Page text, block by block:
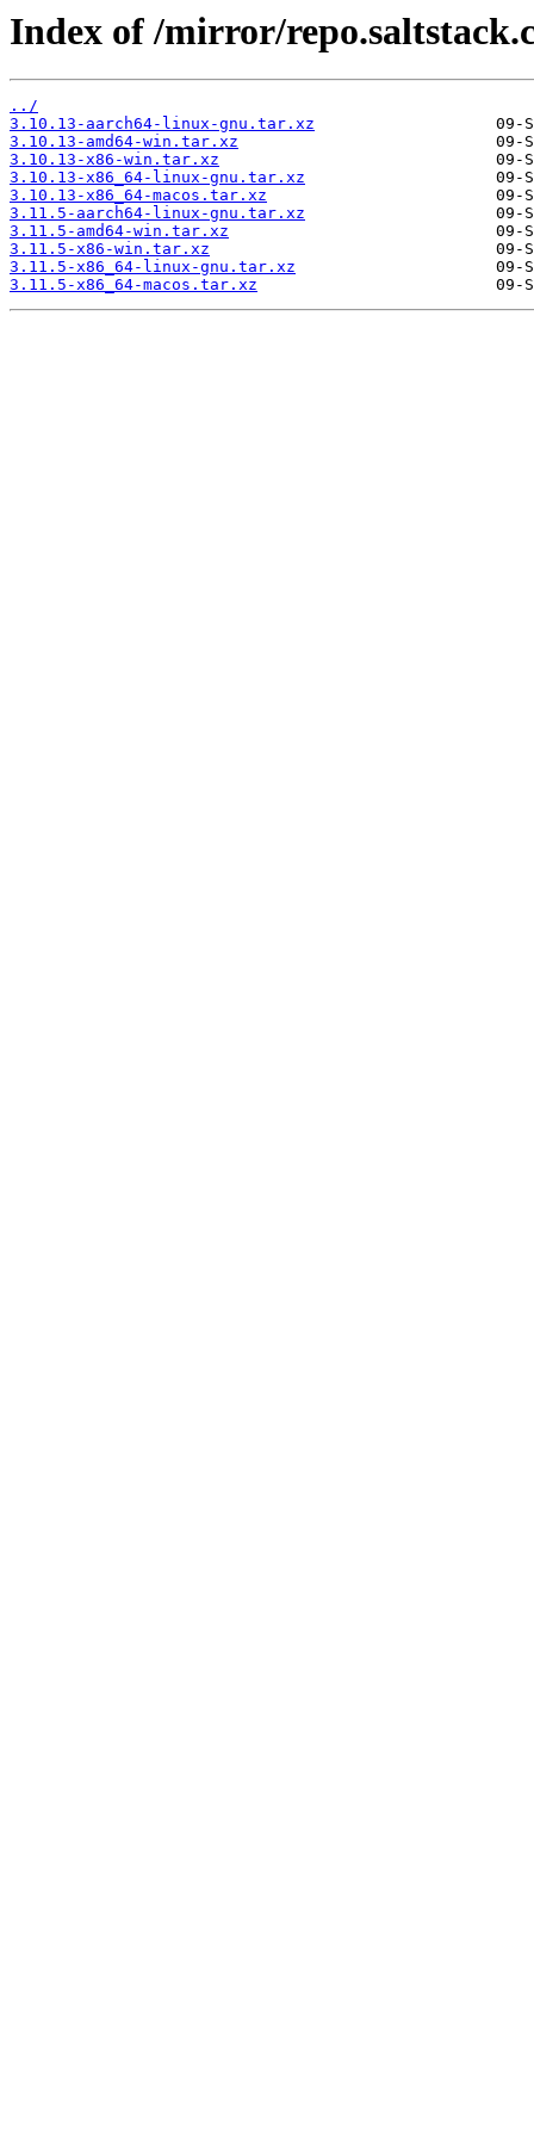
Index of /mirror/
../
3.10.13-aarch64-linux-gnu.tar.xz
3.10.13-amd64-win.tar.xz
3.10.13-x86-win.tar.xz
3.10.13-x86_64-linux-gnu.tar.xz
3.10.13-x86_64-macos.tar.xz
3.11.5-aarch64-linux-gnu.tar.xz
3.11.5-amd64-win.tar.xz
3.11.5-x86-win.tar.xz
3.11.5-x86_64-linux-gnu.tar.xz
3.11.5-x86_64-macos.tar.xz